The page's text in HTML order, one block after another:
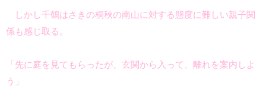
しかし千鶴はさきの桐秋の南山に対する態度に難しい親子関
係も感じ取る。
「先に庭を見てもらったが、玄関から入って、離れを案内しよ
う」